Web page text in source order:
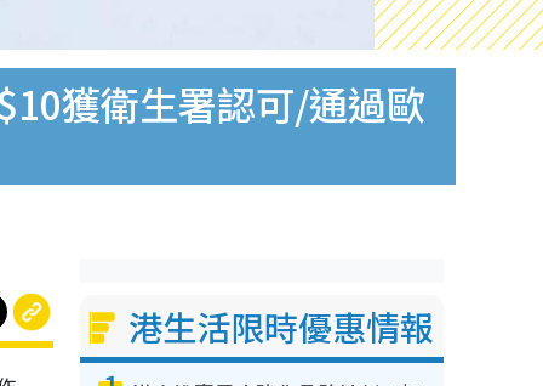
獲衛生署認可/通過歐
港生活限時優惠情報